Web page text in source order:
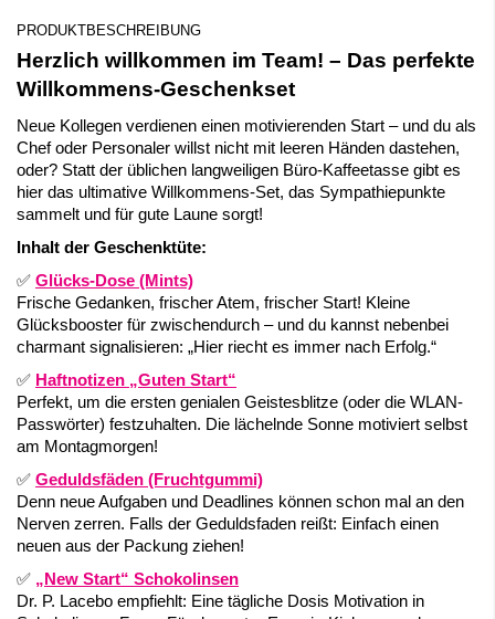
PRODUKTBESCHREIBUNG
Herzlich willkommen im Team! – Das perfekte
Willkommens-Geschenkset
Neue Kollegen verdienen einen motivierenden Start – und du als
Chef oder Personaler willst nicht mit leeren Händen dastehen,
oder? Statt der üblichen langweiligen Büro-Kaffeetasse gibt es
hier das ultimative Willkommens-Set, das Sympathiepunkte
sammelt und für gute Laune sorgt!
Inhalt der Geschenktüte:
✅ Glücks-Dose (Mints)
Frische Gedanken, frischer Atem, frischer Start! Kleine
Glücksbooster für zwischendurch – und du kannst nebenbei
charmant signalisieren: „Hier riecht es immer nach Erfolg.“
✅ Haftnotizen „Guten Start“
Perfekt, um die ersten genialen Geistesblitze (oder die WLAN-
Passwörter) festzuhalten. Die lächelnde Sonne motiviert selbst
am Montagmorgen!
✅ Geduldsfäden (Fruchtgummi)
Denn neue Aufgaben und Deadlines können schon mal an den
Nerven zerren. Falls der Geduldsfaden reißt: Einfach einen
neuen aus der Packung ziehen!
✅ „New Start“ Schokolinsen
Dr. P. Lacebo empfiehlt: Eine tägliche Dosis Motivation in